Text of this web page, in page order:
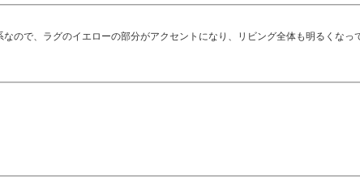
ので、ラグのイエローの部分がアクセントになり、リビング全体も明るくなっ